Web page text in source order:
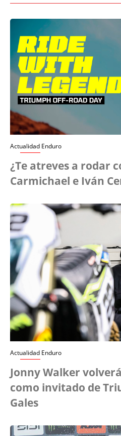
Actualidad Enduro
¿Te atreves a rodar
Carmichael e Iván
Actualidad Enduro
Jonny Walker
como invitado de
Gales